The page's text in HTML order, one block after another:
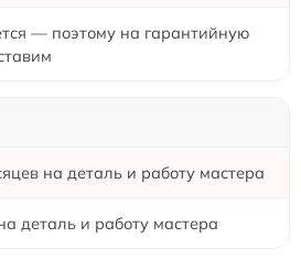
— поэтому на гарантийную
на деталь и работу мастера
деталь и работу мастера